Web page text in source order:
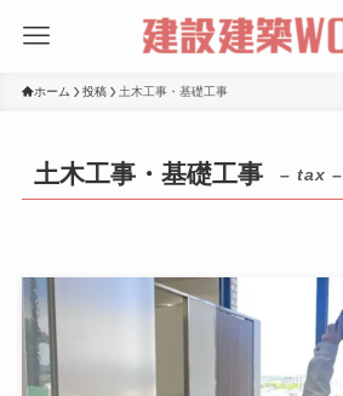
ホーム 投稿 土木工事・基礎工事
土木工事・基礎工事 – tax –